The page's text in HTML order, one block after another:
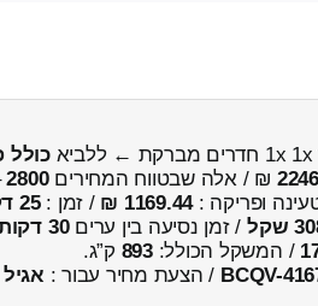
כולל
₪ / אלה שבטווח המחירים2800
ופריקה :1169.44 ₪ / זמן :25 דקות 20 שניות
שקל / זמן נסיעה בין ערים30 דקות
/ המשקל הכולל:893 ק”ג.
/ הצעת מחיר עבור : אגיל